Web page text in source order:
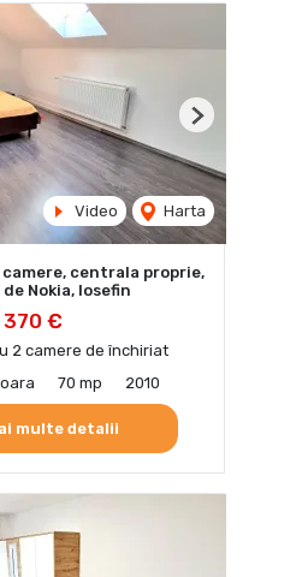
Video Harta
Next
centrala proprie,
Nokia, Iosefin
370 €
2 camere de închiriat
70 mp 2010
multe detalii